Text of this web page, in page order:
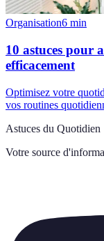
Organisation6 min
10 astuces pour
efficacement
Optimisez votre
vos routines
Astuces du Quotidien
Votre source